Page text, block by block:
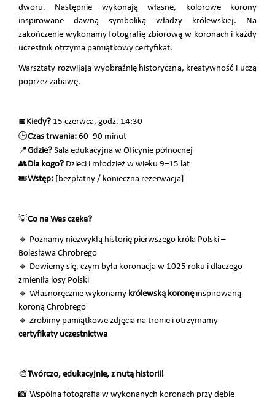
dworu. Następnie wykonają własne, kolorowe korony
inspirowane dawną symboliką władzy królewskiej. Na
zakończenie wykonamy fotografię zbiorową w koronach i każdy
uczestnik otrzyma pamiątkowy certyfikat.
Warsztaty rozwijają wyobraźnię historyczną, kreatywność i uczą
poprzez zabawę.
📅 Kiedy?15 czerwca, godz. 14:30
🕒Czas trwania: 60–90 minut
📍Gdzie? Sala edukacyjna w Oficynie północnej
👥Dla kogo? Dzieci i młodzież w wieku 9–15 lat
🎟Wstęp: [bezpłatny / konieczna rezerwacja]
💡Co na Was czeka?
🔹 Poznamy niezwykłą historię pierwszego króla Polski –
Bolesława Chrobrego
🔹 Dowiemy się, czym była koronacja w 1025 roku i dlaczego
zmieniła losy Polski
🔹 Własnoręcznie wykonamy królewską koronęinspirowaną
koroną Chrobrego
🔹 Zrobimy pamiątkowe zdjęcia na tronie i otrzymamy
certyfikaty uczestnictwa
🎨Twórczo, edukacyjnie, z nutą historii!
📸 Wspólna fotografia w wykonanych koronach przy dębie